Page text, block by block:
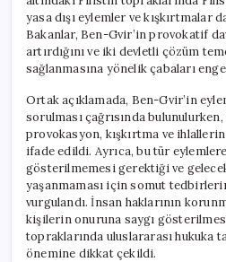
yasa dışı eylemler ve kışkırtmalar
Bakanlar, Ben-Gvir’in provokatif
artırdığını ve iki devletli çözüm
sağlanmasına yönelik çabaları
Ortak açıklamada, Ben-Gvir’in
sorulması çağrısında
provokasyon, kışkırtma ve
ifade edildi. Ayrıca, bu tür
gösterilmemesi gerektiği ve
yaşanmaması için somut
vurgulandı. İnsan haklarının
kişilerin onuruna saygı
topraklarında uluslararası hukuka
önemine dikkat çekildi.